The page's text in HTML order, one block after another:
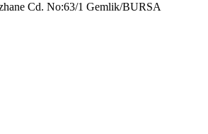
Cd. No:63/1 Gemlik/BURSA